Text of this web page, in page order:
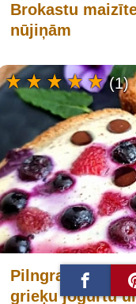
Brokastu
nūjiņām
Pilngraudu
grieķu jogurtu
(1)